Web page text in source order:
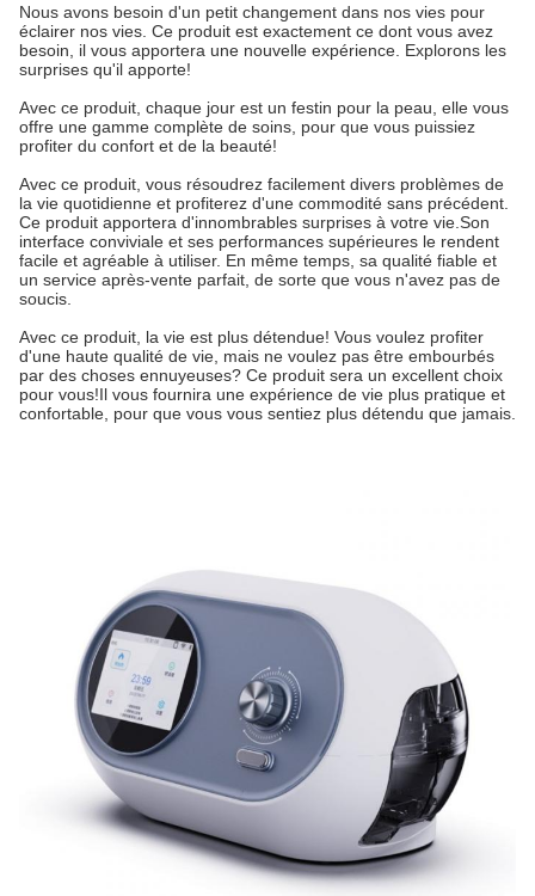
Nous avons besoin d'un petit changement dans nos vies pour
éclairer nos vies. Ce produit est exactement ce dont vous avez
besoin, il vous apportera une nouvelle expérience. Explorons les
surprises qu'il apporte!
Avec ce produit, chaque jour est un festin pour la peau, elle vous
offre une gamme complète de soins, pour que vous puissiez
profiter du confort et de la beauté!
Avec ce produit, vous résoudrez facilement divers problèmes de
la vie quotidienne et profiterez d'une commodité sans précédent.
Ce produit apportera d'innombrables surprises à votre vie.Son
interface conviviale et ses performances supérieures le rendent
facile et agréable à utiliser. En même temps, sa qualité fiable et
un service après-vente parfait, de sorte que vous n'avez pas de
soucis.
Avec ce produit, la vie est plus détendue! Vous voulez profiter
d'une haute qualité de vie, mais ne voulez pas être embourbés
par des choses ennuyeuses? Ce produit sera un excellent choix
pour vous!Il vous fournira une expérience de vie plus pratique et
confortable, pour que vous vous sentiez plus détendu que jamais.